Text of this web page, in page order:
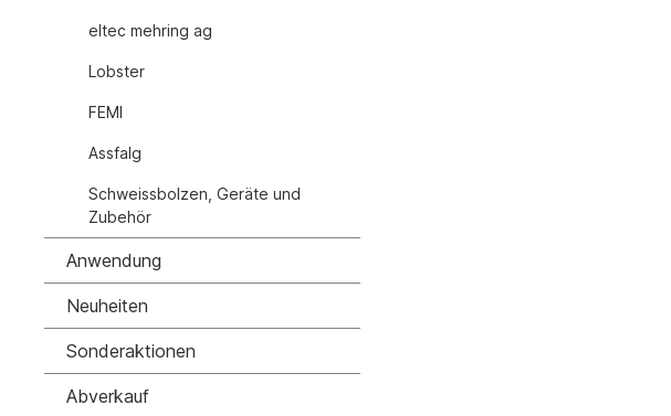
eltec mehring ag
Lobster
FEMI
Assfalg
Schweissbolzen, Geräte und
Zubehör
Anwendung
Neuheiten
Sonderaktionen
Abverkauf